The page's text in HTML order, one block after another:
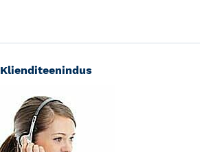
Klienditeenindus